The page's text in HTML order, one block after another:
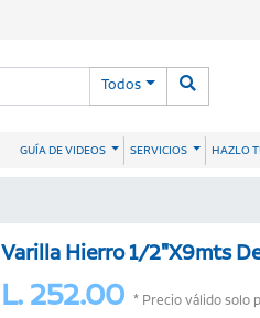
Todos
GUÍA DE VIDEOS SERVICIOS HAZLO
Varilla Hierro 1/2"X9mts
L. 252.00 * Precio válido solo